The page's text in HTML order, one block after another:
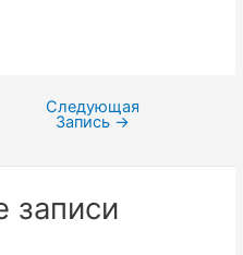
Следующая
Запись →
записи